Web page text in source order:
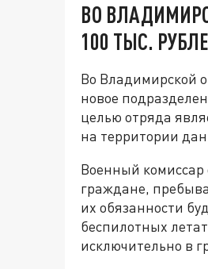
ВО
100 ТЫС.
Во Владимирской
новое
целью отряда
на территории
Военный
граждане,
их обязанности
беспилотных
исключительно в